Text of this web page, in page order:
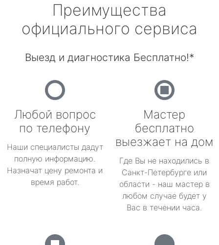
Преимущества
официального сервиса
Выезд и диагностика Бесплатно!*
Любой вопрос
по телефону
Наши специалисты дадут
полную информацию.
Назначат цену ремонта и
время работ.
Мастер
бесплатно
выезжает на дом
Где Вы не находились в
Санкт-Петербурге или
области - наш мастер в
любом случае будет у
Вас в течении часа.